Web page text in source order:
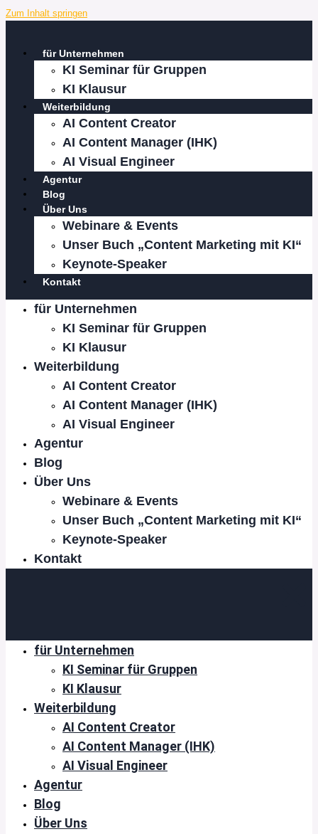
Zum Inhalt springen
für Unternehmen
KI Seminar für Gruppen
KI Klausur
Weiterbildung
AI Content Creator
AI Content Manager (IHK)
AI Visual Engineer
Agentur
Blog
Über Uns
Webinare & Events
Unser Buch „Content Marketing mit KI“
Keynote-Speaker
Kontakt
für Unternehmen
KI Seminar für Gruppen
KI Klausur
Weiterbildung
AI Content Creator
AI Content Manager (IHK)
AI Visual Engineer
Agentur
Blog
Über Uns
Webinare & Events
Unser Buch „Content Marketing mit KI“
Keynote-Speaker
Kontakt
für Unternehmen
KI Seminar für Gruppen
KI Klausur
Weiterbildung
AI Content Creator
AI Content Manager (IHK)
AI Visual Engineer
Agentur
Blog
Über Uns